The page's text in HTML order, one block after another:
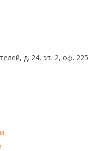
д. 24, эт. 2, оф. 225